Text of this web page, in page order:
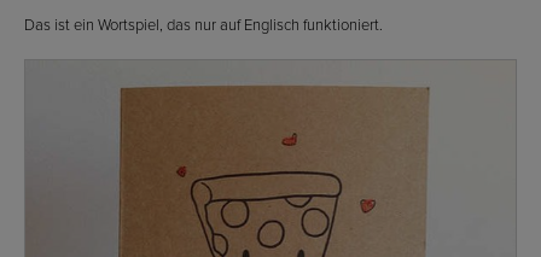
Das ist ein Wortspiel, das nur auf Englisch funktioniert.